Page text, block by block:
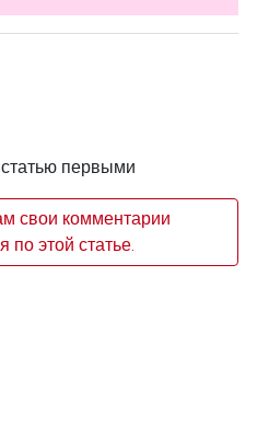
первыми
свои комментарии
по этой статье.